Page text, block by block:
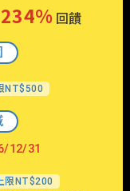
回饋
NT$500
12/31
限NT$200